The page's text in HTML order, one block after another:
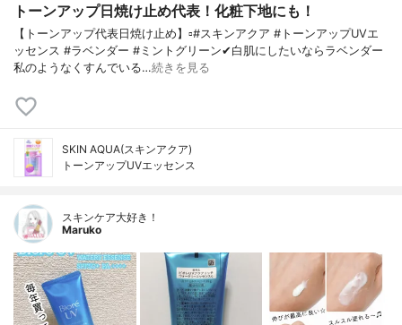
トーンアップ日焼け止め代表！化粧下地にも！
【トーンアップ代表日焼け止め】▫️#スキンアクア #トーンアップUVエ
ッセンス #ラベンダー #ミントグリーン✔白肌にしたいならラベンダー
私のようなくすんでいる…続きを見る
SKIN AQUA(スキンアクア)
トーンアップUVエッセンス
スキンケア大好き！
Maruko